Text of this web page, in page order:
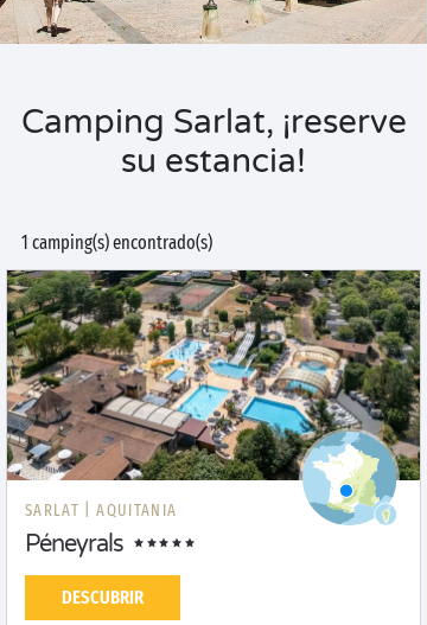
Camping Sarlat, ¡reserve
su estancia!
1 camping(s) encontrado(s)
SARLAT | AQUITANIA
Péneyrals
DESCUBRIR